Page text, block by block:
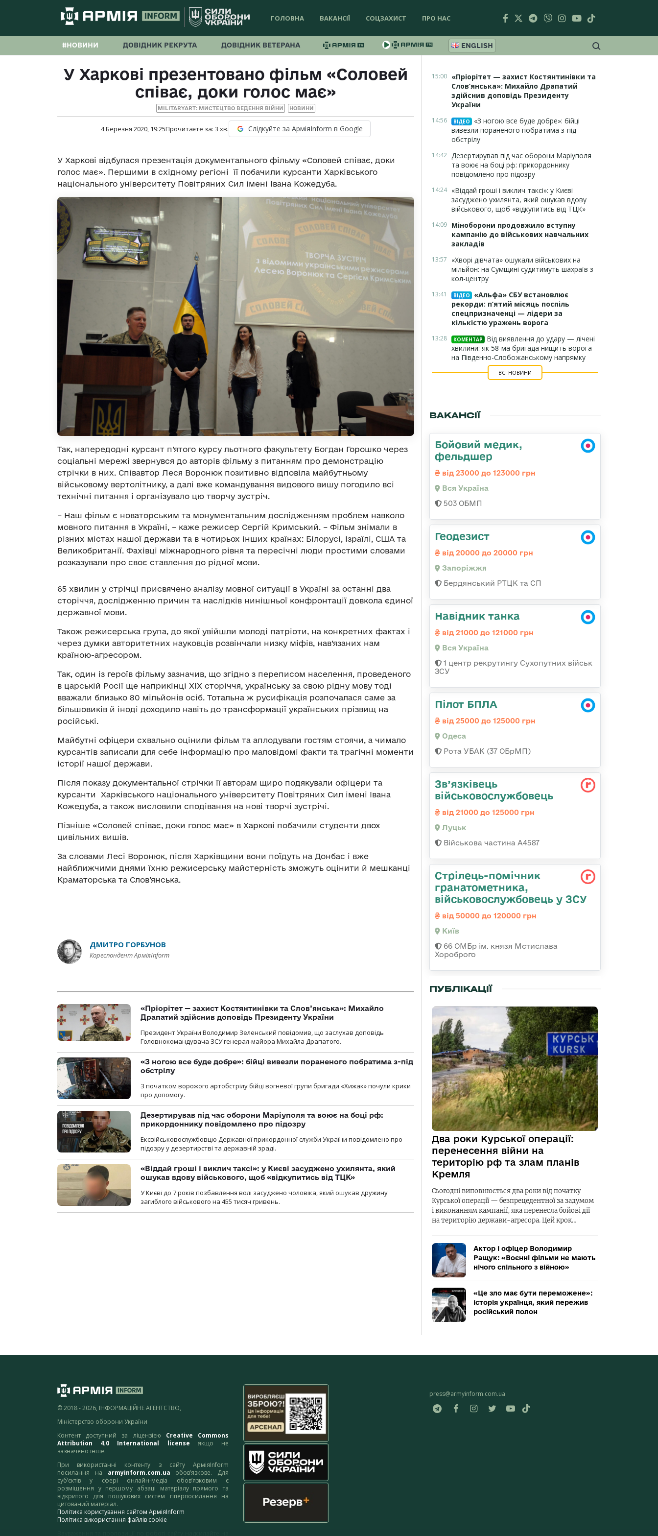
ГОЛОВНА ВАКАНСІЇ СОЦЗАХИСТ ПРО НАС
#НОВИНИ ДОВІДНИК РЕКРУТА ДОВІДНИК ВЕТЕРАНА ENGLISH
У Харкові презентовано фільм «Соловей
співає, доки голос має»
MILITARYART: МИСТЕЦТВО ВЕДЕННЯ ВІЙНИ НОВИНИ
4 Березня 2020, 19:25Прочитаєте за: 3 хв. Слідкуйте за АрміяInform в Google
У Харкові відбулася презентація документального фільму «Соловей співає, доки
голос має». Першими в східному регіоні її побачили курсанти Харківського
національного університету Повітряних Сил імені Івана Кожедуба.
Так, напередодні курсант п’ятого курсу льотного факультету Богдан Горошко через
соціальні мережі звернувся до авторів фільму з питанням про демонстрацію
стрічки в них. Співавтор Леся Воронюк позитивно відповіла майбутньому
військовому вертолітнику, а далі вже командування видового вишу погодило всі
технічні питання і організувало цю творчу зустріч.
– Наш фільм є новаторським та монументальним дослідженням проблем навколо
мовного питання в Україні, – каже режисер Сергій Кримський. – Фільм знімали в
різних містах нашої держави та в чотирьох інших країнах: Білорусі, Ізраїлі, США та
Великобританії. Фахівці міжнародного рівня та пересічні люди простими словами
розказували про своє ставлення до рідної мови.
65 хвилин у стрічці присвячено аналізу мовної ситуації в Україні за останні два
сторіччя, дослідженню причин та наслідків нинішньої конфронтації довкола єдиної
державної мови.
Також режисерська група, до якої увійшли молоді патріоти, на конкретних фактах і
через думки авторитетних науковців розвінчали низку міфів, нав’язаних нам
країною-агресором.
Так, один із героїв фільму зазначив, що згідно з переписом населення, проведеного
в царській Росії ще наприкінці ХІХ сторіччя, українську за свою рідну мову тоді
вважали близько 80 мільйонів осіб. Тотальна ж русифікація розпочалася саме за
більшовиків й іноді доходило навіть до трансформації українських прізвищ на
російські.
Майбутні офіцери схвально оцінили фільм та аплодували гостям стоячи, а чимало
курсантів записали для себе інформацію про маловідомі факти та трагічні моменти
історії нашої держави.
Після показу документальної стрічки її авторам щиро подякували офіцери та
курсанти Харківського національного університету Повітряних Сил імені Івана
Кожедуба, а також висловили сподівання на нові творчі зустрічі.
Пізніше «Соловей співає, доки голос має» в Харкові побачили студенти двох
цивільних вишів.
За словами Лесі Воронюк, після Харківщини вони поїдуть на Донбас і вже
найближчими днями їхню режисерську майстерність зможуть оцінити й мешканці
Краматорська та Слов’янська.
ДМИТРО ГОРБУНОВ
Кореспондент АрміяInform
«Пріорітет — захист Костянтинівки та Слов’янська»: Михайло
Драпатий здійснив доповідь Президенту України
Президент України Володимир Зеленський повідомив, що заслухав доповідь
Головнокомандувача ЗСУ генерал-майора Михайла Драпатого.
«З ногою все буде добре»: бійці вивезли пораненого побратима з-під
обстрілу
З початком ворожого артобстрілу бійці вогневої групи бригади «Хижак» почули крики
про допомогу.
Дезертирував під час оборони Маріуполя та воює на боці рф:
прикордоннику повідомлено про підозру
Ексвійськовослужбовцю Державної прикордонної служби України повідомлено про
підозру у дезертирстві та державній зраді.
«Віддай гроші і виклич таксі»: у Києві засуджено ухилянта, який
ошукав вдову військового, щоб «відкупитись від ТЦК»
У Києві до 7 років позбавлення волі засуджено чоловіка, який ошукав дружину
загиблого військового на 455 тисяч гривень.
15:00 «Пріорітет — захист Костянтинівки та
Слов’янська»: Михайло Драпатий
здійснив доповідь Президенту
України
14:56 ВІДЕО
«З ногою все буде добре»: бійці
вивезли пораненого побратима з-під
обстрілу
14:42 Дезертирував під час оборони Маріуполя
та воює на боці рф: прикордоннику
повідомлено про підозру
14:24 «Віддай гроші і виклич таксі»: у Києві
засуджено ухилянта, який ошукав вдову
військового, щоб «відкупитись від ТЦК»
14:09 Міноборони продовжило вступну
кампанію до військових навчальних
закладів
13:57
«Хворі дівчата» ошукали військових на
мільйон: на Сумщині судитимуть шахраїв з
кол-центру
13:41 ВІДЕО
«Альфа» СБУ встановлює
рекорди: п’ятий місяць поспіль
спецпризначенці — лідери за
кількістю уражень ворога
13:28 КОМЕНТАР
Від виявлення до удару — лічені
хвилини: як 58-ма бригада нищить ворога
на Південно-Слобожанському напрямку
ВСІ НОВИНИ
ВАКАНСІЇ
Бойовий медик,
фельдшер
від 23000 до 123000 грн
Вся Україна
503 ОБМП
Геодезист
від 20000 до 20000 грн
Запоріжжя
Бердянський РТЦК та СП
Навідник танка
від 21000 до 121000 грн
Вся Україна
1 центр рекрутингу Сухопутних військ
ЗСУ
Пілот БПЛА
від 25000 до 125000 грн
Одеса
Рота УБАК (37 ОБрМП)
Зв’язківець
військовослужбовець
від 21000 до 125000 грн
Луцьк
Військова частина А4587
Стрілець-помічник
гранатометника,
військовослужбовець у ЗСУ
від 50000 до 120000 грн
Київ
66 ОМБр ім. князя Мстислава
Хороброго
ПУБЛІКАЦІЇ
Два роки Курської операції:
перенесення війни на
територію рф та злам планів
Кремля
Сьогодні виповнюється два роки від початку
Курської операції — безпрецедентної за задумом
і виконанням кампанії, яка перенесла бойові дії
на територію держави-агресора. Цей крок…
Актор і офіцер Володимир
Ращук: «Воєнні фільми не мають
нічого спільного з війною»
«Це зло має бути переможене»:
історія українця, який пережив
російський полон
© 2018 - 2026, ІНФОРМАЦІЙНЕ АГЕНТСТВО,
Міністерство оборони України
Контент доступний за ліцензією Creative Commons
Attribution 4.0 International license якщо не
зазначено інше.
При використанні контенту з сайту АрміяInform
посилання на armyinform.com.ua обов’язкове. Для
суб’єктів у сфері онлайн-медіа обов’язковим є
розміщення у першому абзаці матеріалу прямого та
відкритого для пошукових систем гіперпосилання на
цитований матеріал.
Політика користування сайтом АрміяInform
Політика використання файлів cookie
press@armyinform.com.ua